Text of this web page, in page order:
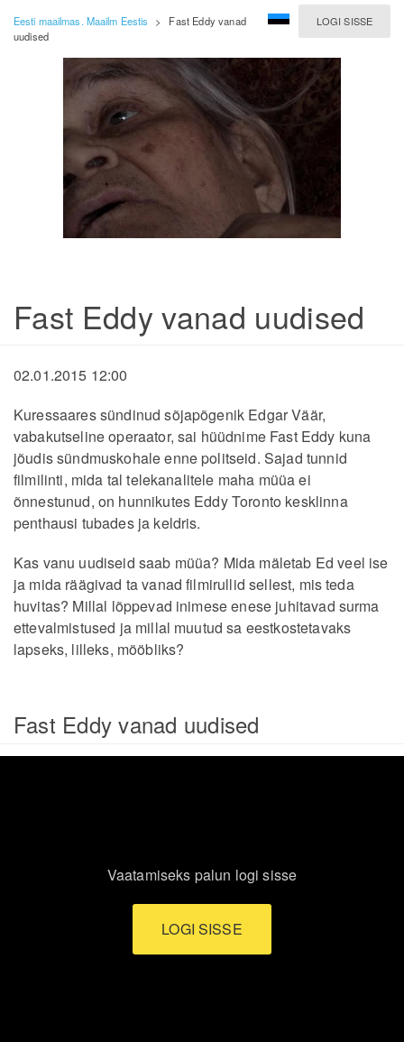
LOGI SISSE
Eesti maailmas. Maailm Eestis >
Fast Eddy vanad
uudised
Fast Eddy vanad uudised
02.01.2015 12:00
Kuressaares sündinud sõjapõgenik Edgar Väär,
vabakutseline operaator, sai hüüdnime Fast Eddy kuna
jõudis sündmuskohale enne politseid. Sajad tunnid
filmilinti, mida tal telekanalitele maha müüa ei
õnnestunud, on hunnikutes Eddy Toronto kesklinna
penthausi tubades ja keldris.
Kas vanu uudiseid saab müüa? Mida mäletab Ed veel ise
ja mida räägivad ta vanad filmirullid sellest, mis teda
huvitas? Millal lõppevad inimese enese juhitavad surma
ettevalmistused ja millal muutud sa eestkostetavaks
lapseks, lilleks, mööbliks?
Fast Eddy vanad uudised
Vaatamiseks palun logi sisse
LOGI SISSE